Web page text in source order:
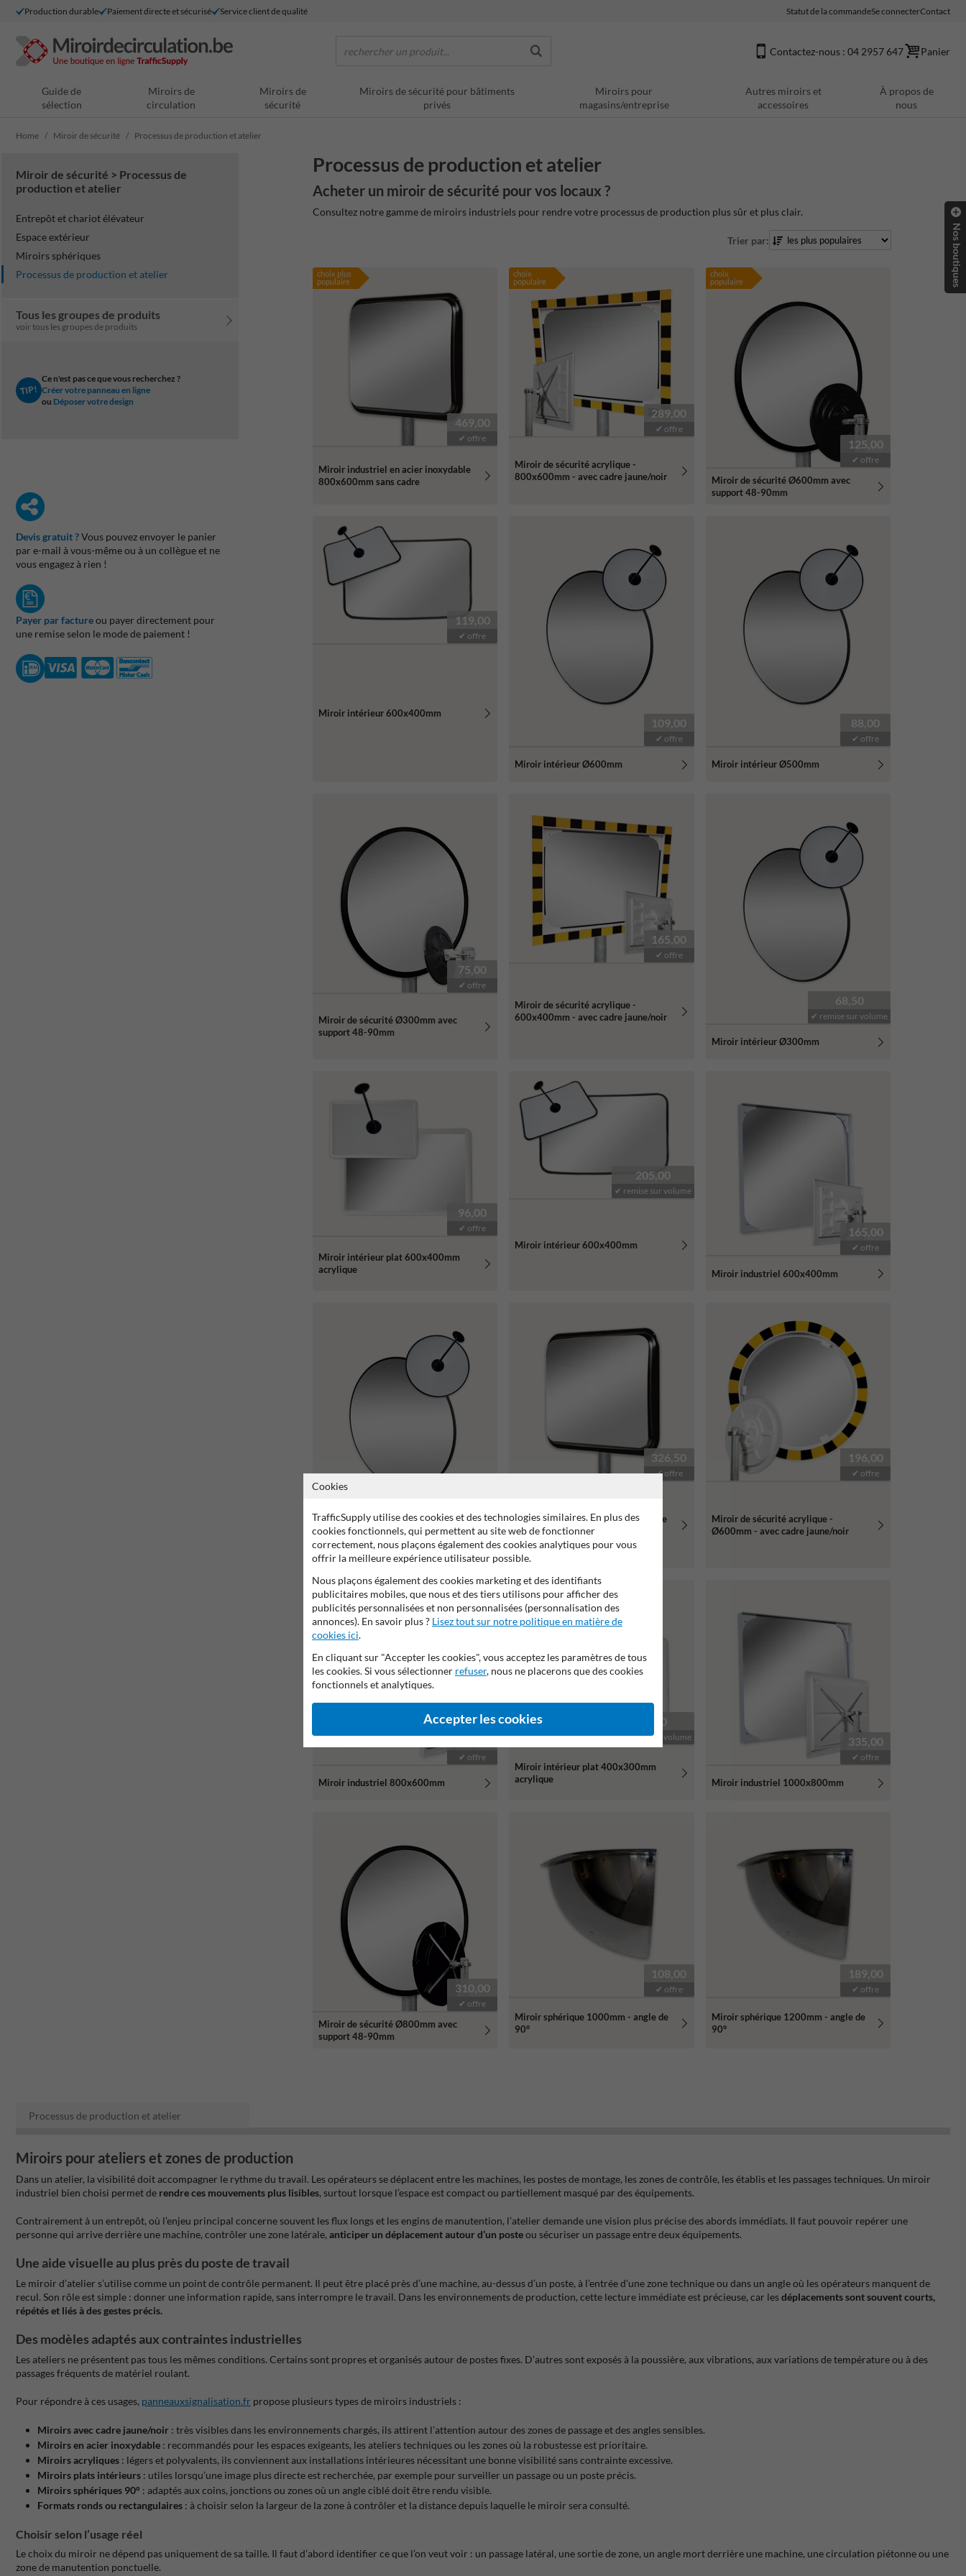
Production durable Paiement directe et sécurisé Service client de qualité Statut de la commandeSe connecterContact
rechercher un produit... Contactez-nous : 04 2957 647 Panier
Guide de
sélection
Miroirs de
circulation
Miroirs de
sécurité
Miroirs de sécurité pour bâtiments
privés
Miroirs pour
magasins/entreprise
Autres miroirs et
accessoires
À propos de
nous
Home Miroir de sécurité Processus de production et atelier
Miroir de sécurité > Processus de
production et atelier
Entrepôt et chariot élévateur
Espace extérieur
Miroirs sphériques
Processus de production et atelier
Tous les groupes de produits
voir tous les groupes de produits
TIP!
Ce n'est pas ce que vous recherchez ?
Créer votre panneau en ligne
ou Déposer votre design
Devis gratuit ?Vous pouvez envoyer le panier
par e-mail à vous-même ou à un collègue et ne
vous engagez à rien !
Payer par factureou payer directement pour
une remise selon le mode de paiement !
Processus de production et atelier
Acheter un miroir de sécurité pour vos locaux ?
Consultez notre gamme de miroirs industriels pour rendre votre processus de production plus sûr et plus clair.
Trier par:
choix plus
populaire
469,00
✔ offre
Miroir industriel en acier inoxydable
800x600mm sans cadre
choix
populaire
289,00
✔ offre
Miroir de sécurité acrylique -
800x600mm - avec cadre jaune/noir
choix
populaire
125,00
✔ offre
Miroir de sécurité Ø600mm avec
support 48-90mm
119,00
✔ offre
Miroir intérieur 600x400mm
109,00
✔ offre
Miroir intérieur Ø600mm
88,00
✔ offre
Miroir intérieur Ø500mm
75,00
✔ offre
Miroir de sécurité Ø300mm avec
support 48-90mm
165,00
✔ offre
Miroir de sécurité acrylique -
600x400mm - avec cadre jaune/noir
68,50
✔ remise sur volume
Miroir intérieur Ø300mm
96,00
✔ offre
Miroir intérieur plat 600x400mm
acrylique
205,00
✔ remise sur volume
Miroir intérieur 600x400mm
165,00
✔ offre
Miroir industriel 600x400mm
✔ offre
Miroir intérieur Ø800mm
326,50
✔ offre
Miroir industriel en acier inoxydable
600x450mm sans cadre
196,00
✔ offre
Miroir de sécurité acrylique -
Ø600mm - avec cadre jaune/noir
✔ offre
Miroir industriel 800x600mm
83,00
✔ remise sur volume
Miroir intérieur plat 400x300mm
acrylique
335,00
✔ offre
Miroir industriel 1000x800mm
310,00
✔ offre
Miroir de sécurité Ø800mm avec
support 48-90mm
108,00
✔ offre
Miroir sphérique 1000mm - angle de
90°
189,00
✔ offre
Miroir sphérique 1200mm - angle de
90°
Processus de production et atelier
Miroirs pour ateliers et zones de production
Dans un atelier, la visibilité doit accompagner le rythme du travail. Les opérateurs se déplacent entre les machines, les postes de montage, les zones de contrôle, les établis et les passages techniques. Un miroir
industriel bien choisi permet de rendre ces mouvements plus lisibles, surtout lorsque l’espace est compact ou partiellement masqué par des équipements.
Contrairement à un entrepôt, où l’enjeu principal concerne souvent les flux longs et les engins de manutention, l’atelier demande une vision plus précise des abords immédiats. Il faut pouvoir repérer une
personne qui arrive derrière une machine, contrôler une zone latérale, anticiper un déplacement autour d’un posteou sécuriser un passage entre deux équipements.
Une aide visuelle au plus près du poste de travail
Le miroir d’atelier s’utilise comme un point de contrôle permanent. Il peut être placé près d’une machine, au-dessus d’un poste, à l’entrée d’une zone technique ou dans un angle où les opérateurs manquent de
recul. Son rôle est simple : donner une information rapide, sans interrompre le travail. Dans les environnements de production, cette lecture immédiate est précieuse, car lesdéplacements sont souvent courts,
répétés et liés à des gestes précis.
Des modèles adaptés aux contraintes industrielles
Les ateliers ne présentent pas tous les mêmes conditions. Certains sont propres et organisés autour de postes fixes. D’autres sont exposés à la poussière, aux vibrations, aux variations de température ou à des
passages fréquents de matériel roulant.
Pour répondre à ces usages, panneauxsignalisation.fr propose plusieurs types de miroirs industriels :
Miroirs avec cadre jaune/noir : très visibles dans les environnements chargés, ils attirent l’attention autour des zones de passage et des angles sensibles.
Miroirs en acier inoxydable : recommandés pour les espaces exigeants, les ateliers techniques ou les zones où la robustesse est prioritaire.
Miroirs acryliques : légers et polyvalents, ils conviennent aux installations intérieures nécessitant une bonne visibilité sans contrainte excessive.
Miroirs plats intérieurs : utiles lorsqu’une image plus directe est recherchée, par exemple pour surveiller un passage ou un poste précis.
Miroirs sphériques 90° : adaptés aux coins, jonctions ou zones où un angle ciblé doit être rendu visible.
Formats ronds ou rectangulaires : à choisir selon la largeur de la zone à contrôler et la distance depuis laquelle le miroir sera consulté.
Choisir selon l’usage réel
Le choix du miroir ne dépend pas uniquement de sa taille. Il faut d’abord identifier ce que l’on veut voir : un passage latéral, une sortie de zone, un angle mort derrière une machine, une circulation piétonne ou une
zone de manutention ponctuelle.
Nos boutiques
Cookies
TrafficSupply utilise des cookies et des technologies similaires. En plus des
cookies fonctionnels, qui permettent au site web de fonctionner
correctement, nous plaçons également des cookies analytiques pour vous
offrir la meilleure expérience utilisateur possible.
Nous plaçons également des cookies marketing et des identifiants
publicitaires mobiles, que nous et des tiers utilisons pour afficher des
publicités personnalisées et non personnalisées (personnalisation des
annonces). En savoir plus ? Lisez tout sur notre politique en matière de
cookies ici.
En cliquant sur "Accepter les cookies", vous acceptez les paramètres de tous
les cookies. Si vous sélectionner refuser, nous ne placerons que des cookies
fonctionnels et analytiques.
Accepter les cookies